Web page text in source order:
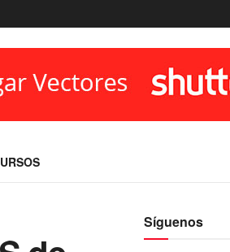
Síguenos